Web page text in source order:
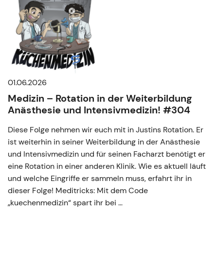
01.06.2026
Medizin – Rotation in der Weiterbildung
Anästhesie und Intensivmedizin! #304
Diese Folge nehmen wir euch mit in Justins Rotation. Er
ist weiterhin in seiner Weiterbildung in der Anästhesie
und Intensivmedizin und für seinen Facharzt benötigt er
eine Rotation in einer anderen Klinik. Wie es aktuell läuft
und welche Eingriffe er sammeln muss, erfahrt ihr in
dieser Folge! Meditricks: Mit dem Code
„kuechenmedizin“ spart ihr bei …